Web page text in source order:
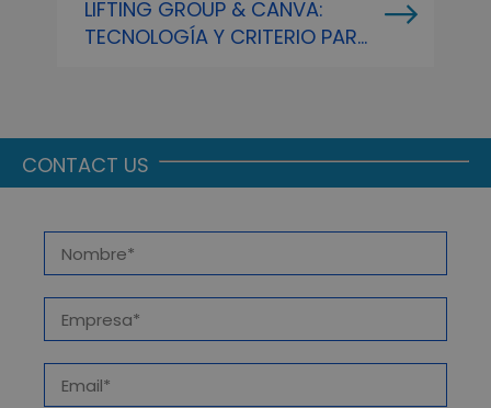
LIFTING GROUP & CANVA:
TECNOLOGÍA Y CRITERIO PARA
CONTACT US